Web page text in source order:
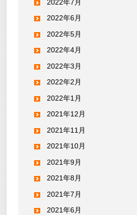
2022年7月
2022年6月
2022年5月
2022年4月
2022年3月
2022年2月
2022年1月
2021年12月
2021年11月
2021年10月
2021年9月
2021年8月
2021年7月
2021年6月